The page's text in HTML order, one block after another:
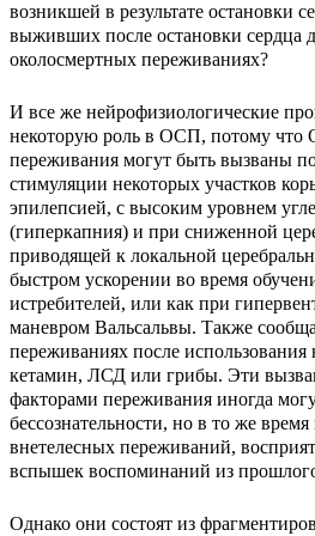
возникшей в результате остановки
выживших после остановки сердца
околосмертных переживаниях?
И все же нейрофизиологические
некоторую роль в ОСП, потому
переживания могут быть вызваны
стимуляции некоторых участков
эпилепсией, с высоким уровнем
(гиперкапния) и при сниженной
приводящей к локальной
быстром ускорении во время
истребителей, или как при
маневром Вальсальвы. Также
переживаниях после использования
кетамин, ЛСД или грибы. Эти
факторами переживания иногда
бессознательности, но в то же время
внетелесных переживаний,
вспышек воспоминаний из
Однако они состоят из